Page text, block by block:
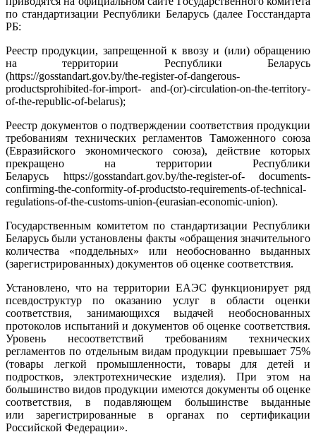
по стандартизации Республики Беларусь (далее Госстандарта
РБ:
Реестр продукции, запрещенной к ввозу и (или) обращению
на территории Республики Беларусь
(https://gosstandart.gov.by/the-register-of-dangerous-
productsprohibited-for-import- and-(or)-circulation-on-the-territory-
of-the-republic-of-belarus);
Реестр документов о подтверждении соответствия продукции
требованиям технических регламентов Таможенного союза
(Евразийского экономического союза), действие которых
прекращено на территории Республики
Беларусь https://gosstandart.gov.by/the-register-of- documents-
confirming-the-conformity-of-productsto-requirements-of-technical-
regulations-of-the-customs-union-(eurasian-economic-union).
Государственным комитетом по стандартизации Республики
Беларусь были установлены факты «обращения значительного
количества «поддельных» или необоснованно выданных
(зарегистрированных) документов об оценке соответствия.
Установлено, что на территории ЕАЭС функционирует ряд
псевдоструктур по оказанию услуг в области оценки
соответствия, занимающихся выдачей необоснованных
протоколов испытаний и документов об оценке соответствия.
Уровень несоответствий требованиям технических
регламентов по отдельным видам продукции превышает 75%
(товары легкой промышленности, товары для детей и
подростков, электротехнические изделия). При этом на
большинство видов продукции имеются документы об оценке
соответствия, в подавляющем большинстве выданные
или зарегистрированные в органах по сертификации
Российской Федерации».